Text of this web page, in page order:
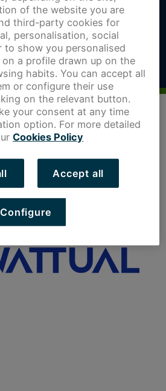
of the website you are
third-party cookies for
personalisation, social
to show you personalised
a profile drawn up on the
habits. You can accept all
or configure their use
on the relevant button.
your consent at any time
option. For more detailed
Cookies Policy
Accept all
Configure